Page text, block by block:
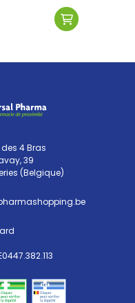
4 Bras
39
(Belgique)
shopping.be